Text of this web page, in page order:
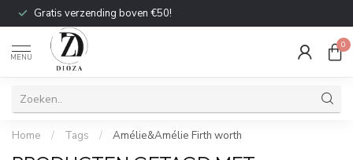
Gratis verzending boven €50!
MENU
0
Home / Tags / Amélie&Amélie Firth worth